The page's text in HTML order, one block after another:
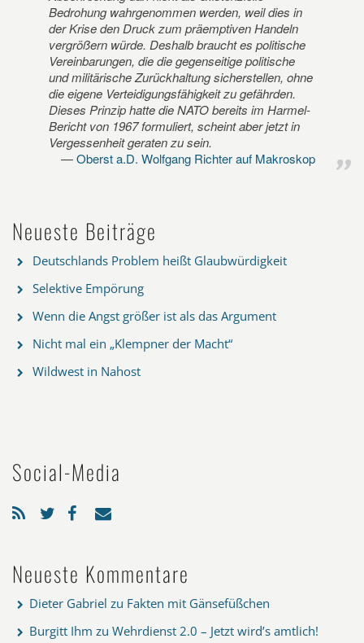
Bedrohung wahrgenommen werden, weil dies in
der Krise den Druck zum präemptiven Handeln
vergrößern würde. Deshalb braucht es politische
Vereinbarungen, die die gegenseitige politische
und militärische Zurückhaltung sicherstellen, ohne
die eigene Verteidigungsfähigkeit zu gefährden.
Dieses Prinzip hatte die NATO bereits im Harmel-
Bericht von 1967 formuliert, scheint aber jetzt in
Vergessenheit geraten zu sein.
Oberst a.D. Wolfgang Richter auf Makroskop
Neueste Beiträge
Deutschlands Problem heißt Glaubwürdigkeit
Selektive Empörung
Wenn die Angst größer ist als das Argument
Nicht mal ein „Klempner der Macht“
Wildwest in Nahost
Social-Media
Neueste Kommentare
Dieter Gabriel zu Fakten mit Gänsefüßchen
Burgitt Ihm zu Wehrdienst 2.0 – Jetzt wird’s amtlich!